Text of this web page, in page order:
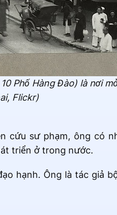
Phố Hàng Đào) là nơi
Flickr)
cứu sư phạm, ông có
triển ở trong nước.
hạnh. Ông là tác giả